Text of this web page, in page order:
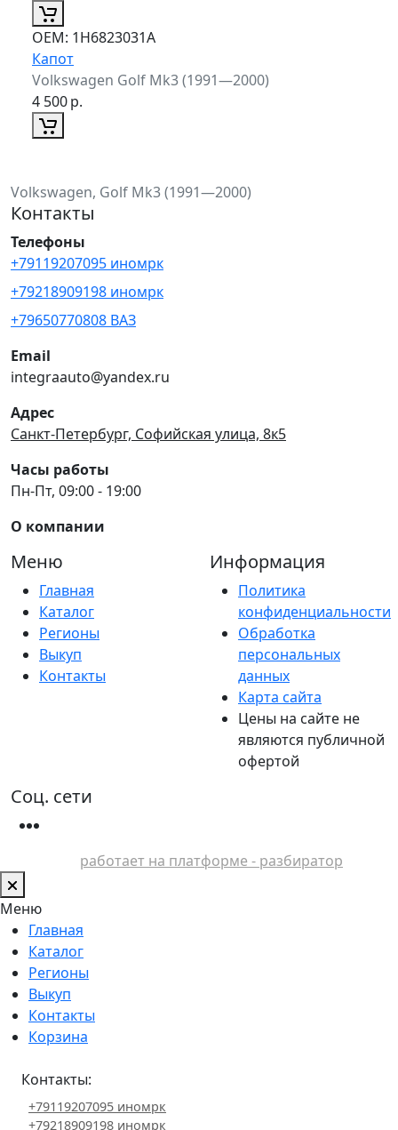
ОЕМ: 1H6823031A
Капот
Volkswagen Golf Mk3 (1991—2000)
4 500р.
Volkswagen, Golf Mk3 (1991—2000)
Контакты
Телефоны
+79119207095 иномрк
+79218909198 иномрк
+79650770808 ВАЗ
Email
integraauto@yandex.ru
Адрес
Санкт-Петербург, Софийская улица, 8к5
Часы работы
Пн-Пт, 09:00 - 19:00
О компании
Меню
Главная
Каталог
Регионы
Выкуп
Контакты
Информация
Политика
конфиденциальности
Обработка
персональных
данных
Карта сайта
Цены на сайте не
являются публичной
офертой
Соц. сети
работает на платформе - разбиратор
Меню
Главная
Каталог
Регионы
Выкуп
Контакты
Корзина
Контакты:
+79119207095 иномрк
+79218909198 иномрк